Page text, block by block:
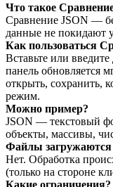
Что такое
Сравнение JSON —
данные не покидают
Как пользоваться
Вставьте или
панель обновляется
открыть, сохранить,
режим.
Можно пример?
JSON — текстовый
объекты, массивы,
Файлы загружаются
Нет. Обработка
(только на стороне
Какие ограничения?